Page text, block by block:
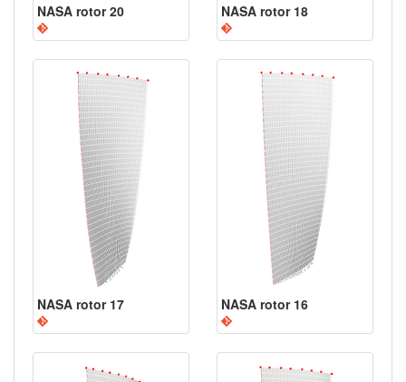
NASA rotor 20 NASA rotor 18
NASA rotor 17 NASA rotor 16